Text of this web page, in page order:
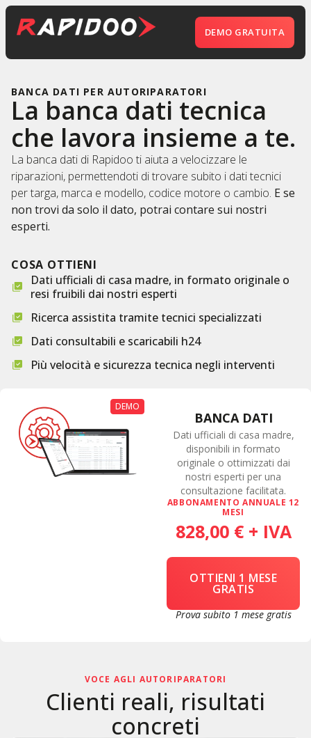
DEMO GRATUITA
BANCA DATI PER AUTORIPARATORI
La banca dati tecnica
che lavora insieme a te.
La banca dati di Rapidoo ti aiuta a velocizzare le
riparazioni, permettendoti di trovare subito i dati tecnici
per targa, marca e modello, codice motore o cambio. E se
non trovi da solo il dato, potrai contare sui nostri
esperti.
COSA OTTIENI
Dati ufficiali di casa madre, in formato originale o
resi fruibili dai nostri esperti
Ricerca assistita tramite tecnici specializzati
Dati consultabili e scaricabili h24
Più velocità e sicurezza tecnica negli interventi
DEMO
BANCA DATI
Dati ufficiali di casa madre,
disponibili in formato
originale o ottimizzati dai
nostri esperti per una
consultazione facilitata.
ABBONAMENTO ANNUALE 12
MESI
828,00 € + IVA
OTTIENI 1 MESE
GRATIS
Prova subito 1 mese gratis
VOCE AGLI AUTORIPARATORI
Clienti reali, risultati
concreti